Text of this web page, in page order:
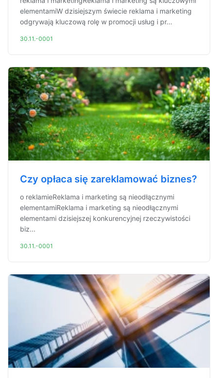
elementamiW dzisiejszym świecie reklama i marketing
odgrywają kluczową rolę w promocji usług i pr...
30.11.-0001
Czy opłaca się zareklamować biznes?
o reklamieReklama i marketing są nieodłącznymi
elementamiReklama i marketing są nieodłącznymi
elementami dzisiejszej konkurencyjnej rzeczywistości
biz...
30.11.-0001